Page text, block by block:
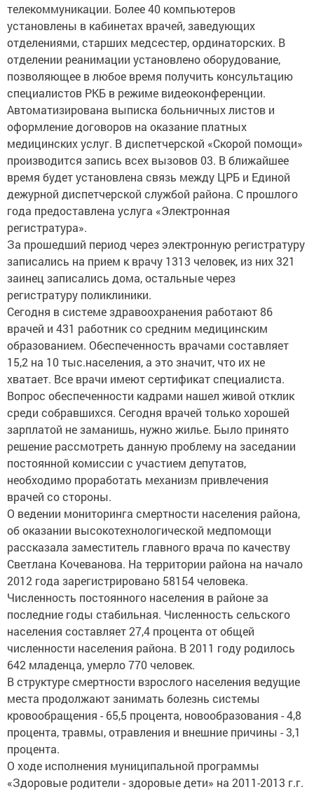
телекоммуникации. Более 40 компьютеров
установлены в кабинетах врачей, заведующих
отделениями, старших медсестер, ординаторских. В
отделении реанимации установлено оборудование,
позволяющее в любое время получить консультацию
специалистов РКБ в режиме видеоконференции.
Автоматизирована выписка больничных листов и
оформление договоров на оказание платных
медицинских услуг. В диспетчерской «Скорой помощи»
производится запись всех вызовов 03. В ближайшее
время будет установлена связь между ЦРБ и Единой
дежурной диспетчерской службой района. С прошлого
года предоставлена услуга «Электронная
регистратура».
За прошедший период через электронную регистратуру
записались на прием к врачу 1313 человек, из них 321
заинец записались дома, остальные через
регистратуру поликлиники.
Сегодня в системе здравоохранения работают 86
врачей и 431 работник со средним медицинским
образованием. Обеспеченность врачами составляет
15,2 на 10 тыс.населения, а это значит, что их не
хватает. Все врачи имеют сертификат специалиста.
Вопрос обеспеченности кадрами нашел живой отклик
среди собравшихся. Сегодня врачей только хорошей
зарплатой не заманишь, нужно жилье. Было принято
решение рассмотреть данную проблему на заседании
постоянной комиссии с участием депутатов,
необходимо проработать механизм привлечения
врачей со стороны.
О ведении мониторинга смертности населения района,
об оказании высокотехнологической медпомощи
рассказала заместитель главного врача по качеству
Светлана Кочеванова. На территории района на начало
2012 года зарегистрировано 58154 человека.
Численность постоянного населения в районе за
последние годы стабильная. Численность сельского
населения составляет 27,4 процента от общей
численности населения района. В 2011 году родилось
642 младенца, умерло 770 человек.
В структуре смертности взрослого населения ведущие
места продолжают занимать болезнь системы
кровообращения - 65,5 процента, новообразования - 4,8
процента, травмы, отравления и внешние причины - 3,1
процента.
О ходе исполнения муниципальной программы
«Здоровые родители - здоровые дети» на 2011-2013 г.г.